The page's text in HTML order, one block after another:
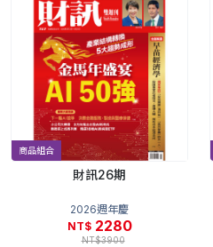
商品組合
財訊26期
2026週年慶
NT$ 2280
NT$3900